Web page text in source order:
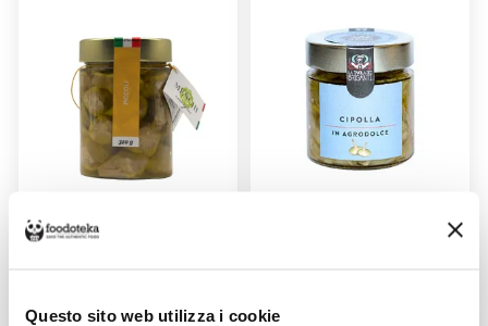
Questo sito web utilizza i cookie
EVO 320GR
Prodotto da: Agricola Menchi
Briganti